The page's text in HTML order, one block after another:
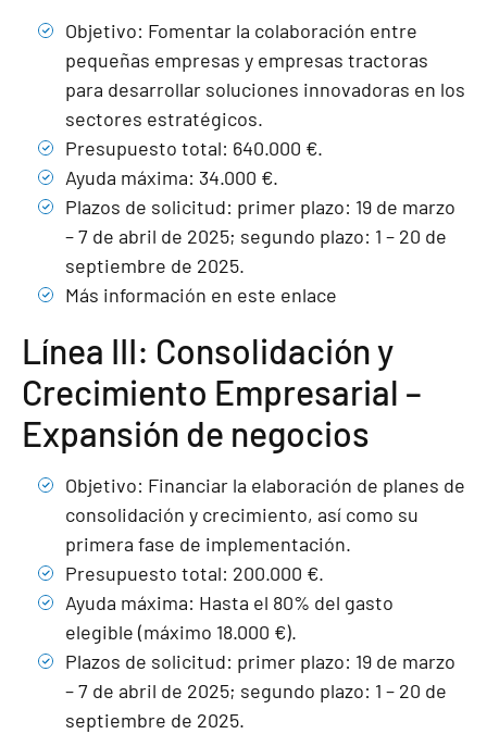
Objetivo: Fomentar la colaboración entre
pequeñas empresas y empresas tractoras
para desarrollar soluciones innovadoras en los
sectores estratégicos.
Presupuesto total: 640.000 €.
Ayuda máxima: 34.000 €.
Plazos de solicitud: primer plazo: 19 de marzo
– 7 de abril de 2025; segundo plazo: 1 – 20 de
septiembre de 2025.
Más información en este enlace
Línea III: Consolidación y
Crecimiento Empresarial –
Expansión de negocios
Objetivo: Financiar la elaboración de planes de
consolidación y crecimiento, así como su
primera fase de implementación.
Presupuesto total: 200.000 €.
Ayuda máxima: Hasta el 80% del gasto
elegible (máximo 18.000 €).
Plazos de solicitud: primer plazo: 19 de marzo
– 7 de abril de 2025; segundo plazo: 1 – 20 de
septiembre de 2025.